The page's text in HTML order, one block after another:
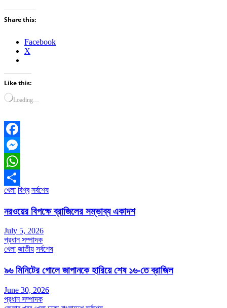
Share this:
Facebook
X
Like this:
Loading…
Facebook
Messenger
WhatsApp
Share
খেলা বিশ্ব সর্বশেষ
নরওয়ের বিপক্ষে ব্রাজিলের সম্ভাব্য একাদশ
July 5, 2026
প্রধান সম্পাদক
খেলা জাতীয় সর্বশেষ
৯৬ মিনিটের গোলে জাপানকে হারিয়ে শেষ ১৬-তে ব্রাজিল
June 30, 2026
প্রধান সম্পাদক